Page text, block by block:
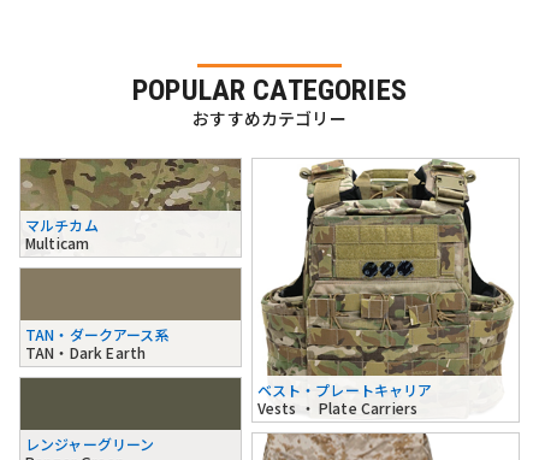
POPULAR CATEGORIES
おすすめカテゴリー
マルチカム
Multicam
TAN・ダークアース系
TAN・Dark Earth
レンジャーグリーン
ベスト・プレートキャリア
Vests ・ Plate Carriers